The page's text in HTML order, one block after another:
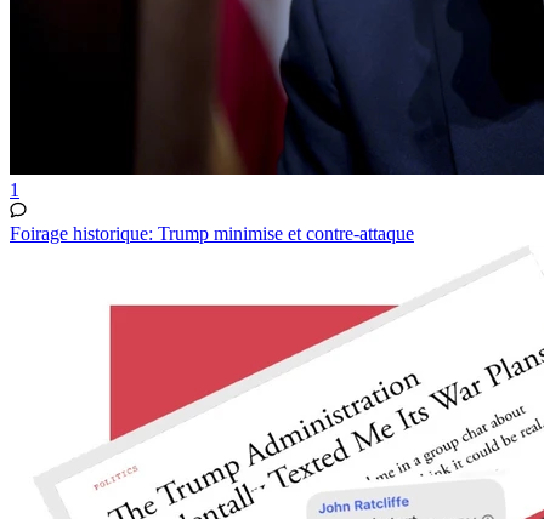
1
Foirage historique: Trump minimise et contre-attaque